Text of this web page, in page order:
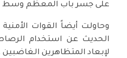
على جسر باب المعظم وسط
وحاولت أيضاً القوات
الحديث عن استخدام
لإبعاد المتظاهرين